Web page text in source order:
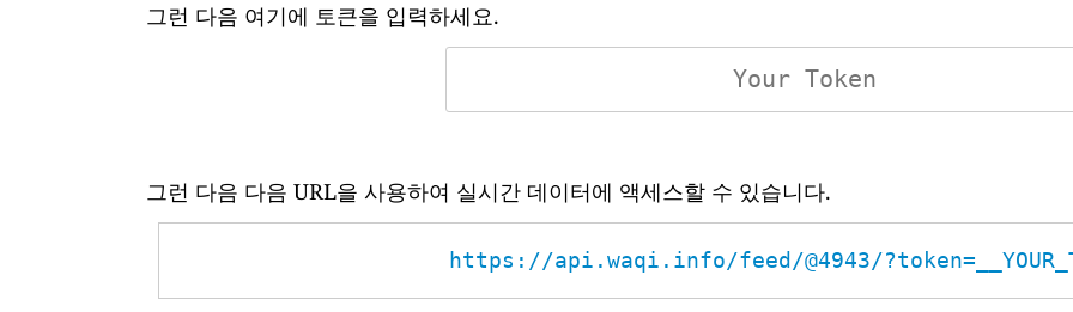
그런 다음 여기에 토큰을 입력하세요.
그런 다음 다음 URL을 사용하여 실시간 데이터에 액세스할 수 있습니다.
https://api.waqi.info/feed/@4943/